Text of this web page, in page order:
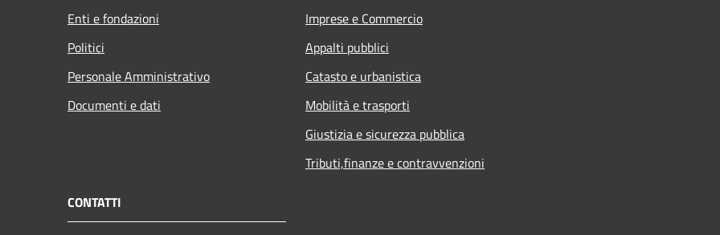
Enti e fondazioni
Politici
Personale Amministrativo
Documenti e dati
Imprese e Commercio
Appalti pubblici
Catasto e urbanistica
Mobilità e trasporti
Giustizia e sicurezza pubblica
Tributi,finanze e contravvenzioni
CONTATTI